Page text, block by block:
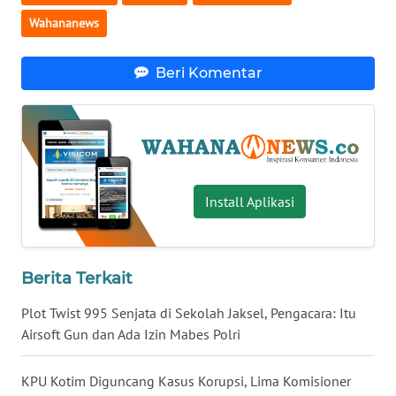
Wahananews
Beri Komentar
Install Aplikasi
Berita Terkait
Plot Twist 995 Senjata di Sekolah Jaksel, Pengacara: Itu
Airsoft Gun dan Ada Izin Mabes Polri
KPU Kotim Diguncang Kasus Korupsi, Lima Komisioner
WN
WN
SUMBAR
WN
SUMSEL
WN
BENGKULU
WN
LAMPUNG
WN